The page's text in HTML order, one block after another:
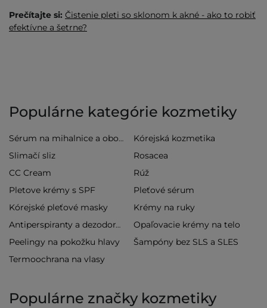
Prečítajte si: Čistenie pleti so sklonom k akné - ako to robiť
efektívne a šetrne?
Populárne kategórie kozmetiky
Sérum na mihalnice a obočie
Kórejská kozmetika
Slimačí sliz
Rosacea
CC Cream
Rúž
Pletove krémy s SPF
Pleťové sérum
Kórejské pleťové masky
Krémy na ruky
Antiperspiranty a dezodoranty
Opaľovacie krémy na telo
Peelingy na pokožku hlavy
Šampóny bez SLS a SLES
Termoochrana na vlasy
Populárne značky kozmetiky